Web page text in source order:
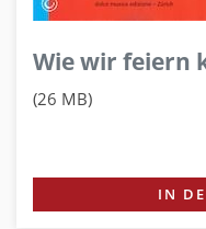
Wie wir feiern
(26 MB)
IN